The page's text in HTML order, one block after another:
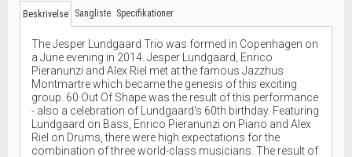
Beskrivelse Sangliste Specifikationer
The Jesper Lundgaard Trio was formed in Copenhagen on
a June evening in 2014. Jesper Lundgaard, Enrico
Pieranunzi and Alex Riel met at the famous Jazzhus
Montmartre which became the genesis of this exciting
group. 60 Out Of Shape was the result of this performance
- also a celebration of Lundgaard's 60th birthday. Featuring
Lundgaard on Bass, Enrico Pieranunzi on Piano and Alex
Riel on Drums, there were high expectations for the
combination of three world-class musicians. The result of